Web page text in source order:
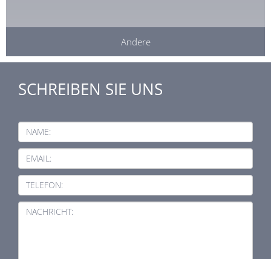
Andere
SCHREIBEN SIE UNS
NAME:
EMAIL:
TELEFON:
NACHRICHT: